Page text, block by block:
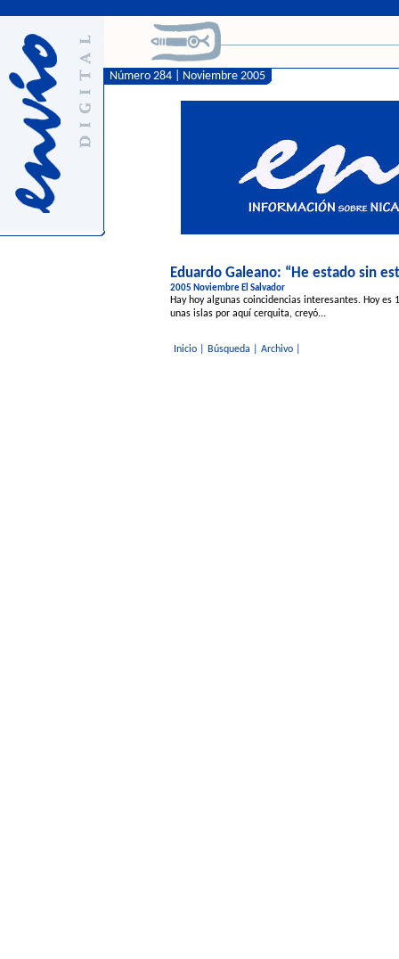
Número 284 | Noviembre 2005
Eduardo Galeano: “He estado sin
2005 Noviembre El Salvador
Hay hoy algunas coincidencias interesantes. Hoy
unas islas por aquí cerquita, creyó...
Inicio| Búsqueda Archivo|